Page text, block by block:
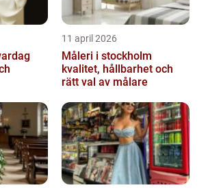
11 april 2026
Måleri i stockholm
kvalitet, hållbarhet och
rätt val av målare